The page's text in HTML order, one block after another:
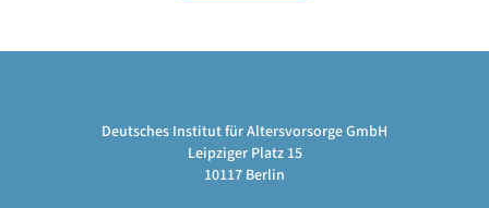
Deutsches Institut für Altersvorsorge GmbH
Leipziger Platz 15
10117 Berlin